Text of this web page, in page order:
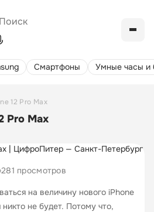
Cмартфоны Умные часы и
12 Pro Max
Pro Max
281 просмотров
на величину нового iPhone
не будет. Потому что,